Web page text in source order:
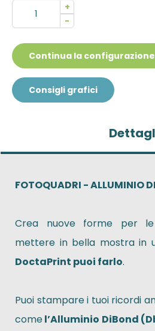
+
-
Continua la configurazione
Consigli grafici
FOTOQUADRI - ALLUMINIO
Crea nuove forme per
mettere in bella mostra in
DoctaPrint puoi farlo.
Puoi stampare i tuoi ricordi
comel’Alluminio DiBond